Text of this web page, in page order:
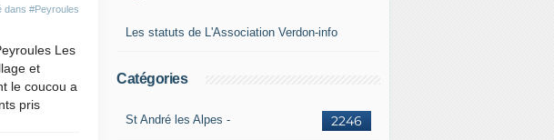
dans #Peyroules
Les
et
le coucou a
pris
Les statuts de L'Association Verdon-info
Catégories
2246
St André les Alpes -